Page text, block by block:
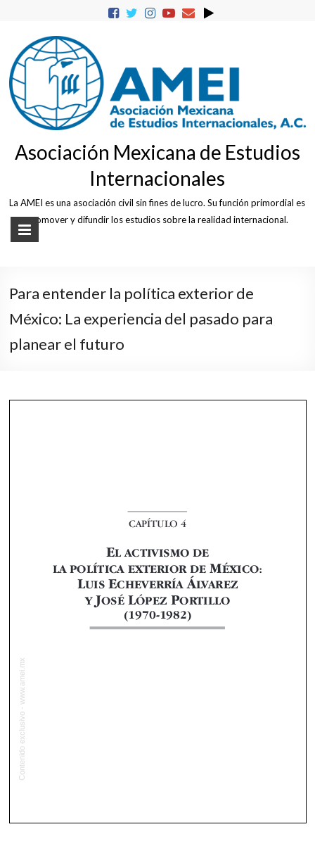
Asociación Mexicana de Estudios
Internacionales
La AMEI es una asociación civil sin fines de lucro. Su función primordial es
promover y difundir los estudios sobre la realidad internacional.
Para entender la política exterior de
México: La experiencia del pasado para
planear el futuro